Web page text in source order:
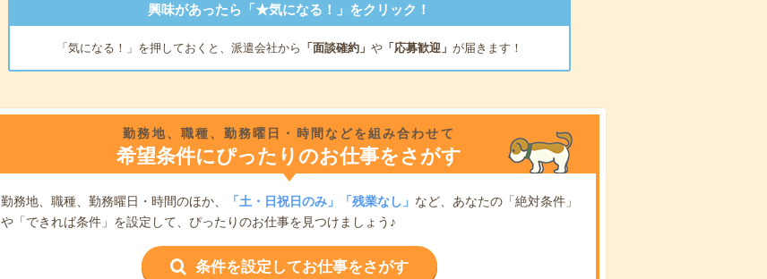
興味があったら「★気になる！」をクリック！
「気になる！」を押しておくと、派遣会社から 「面談確約」 や「応募歓迎」 が届きます！
勤務地、職種、勤務曜日・時間などを組み合わせて
希望条件にぴったりのお仕事をさがす
勤務地、職種、勤務曜日・時間のほか、 「土・日祝日のみ」「残業なし」 など、あなたの「絶対条件」
や「できれば条件」を設定して、ぴったりのお仕事を見つけましょう♪
条件を設定してお仕事をさがす